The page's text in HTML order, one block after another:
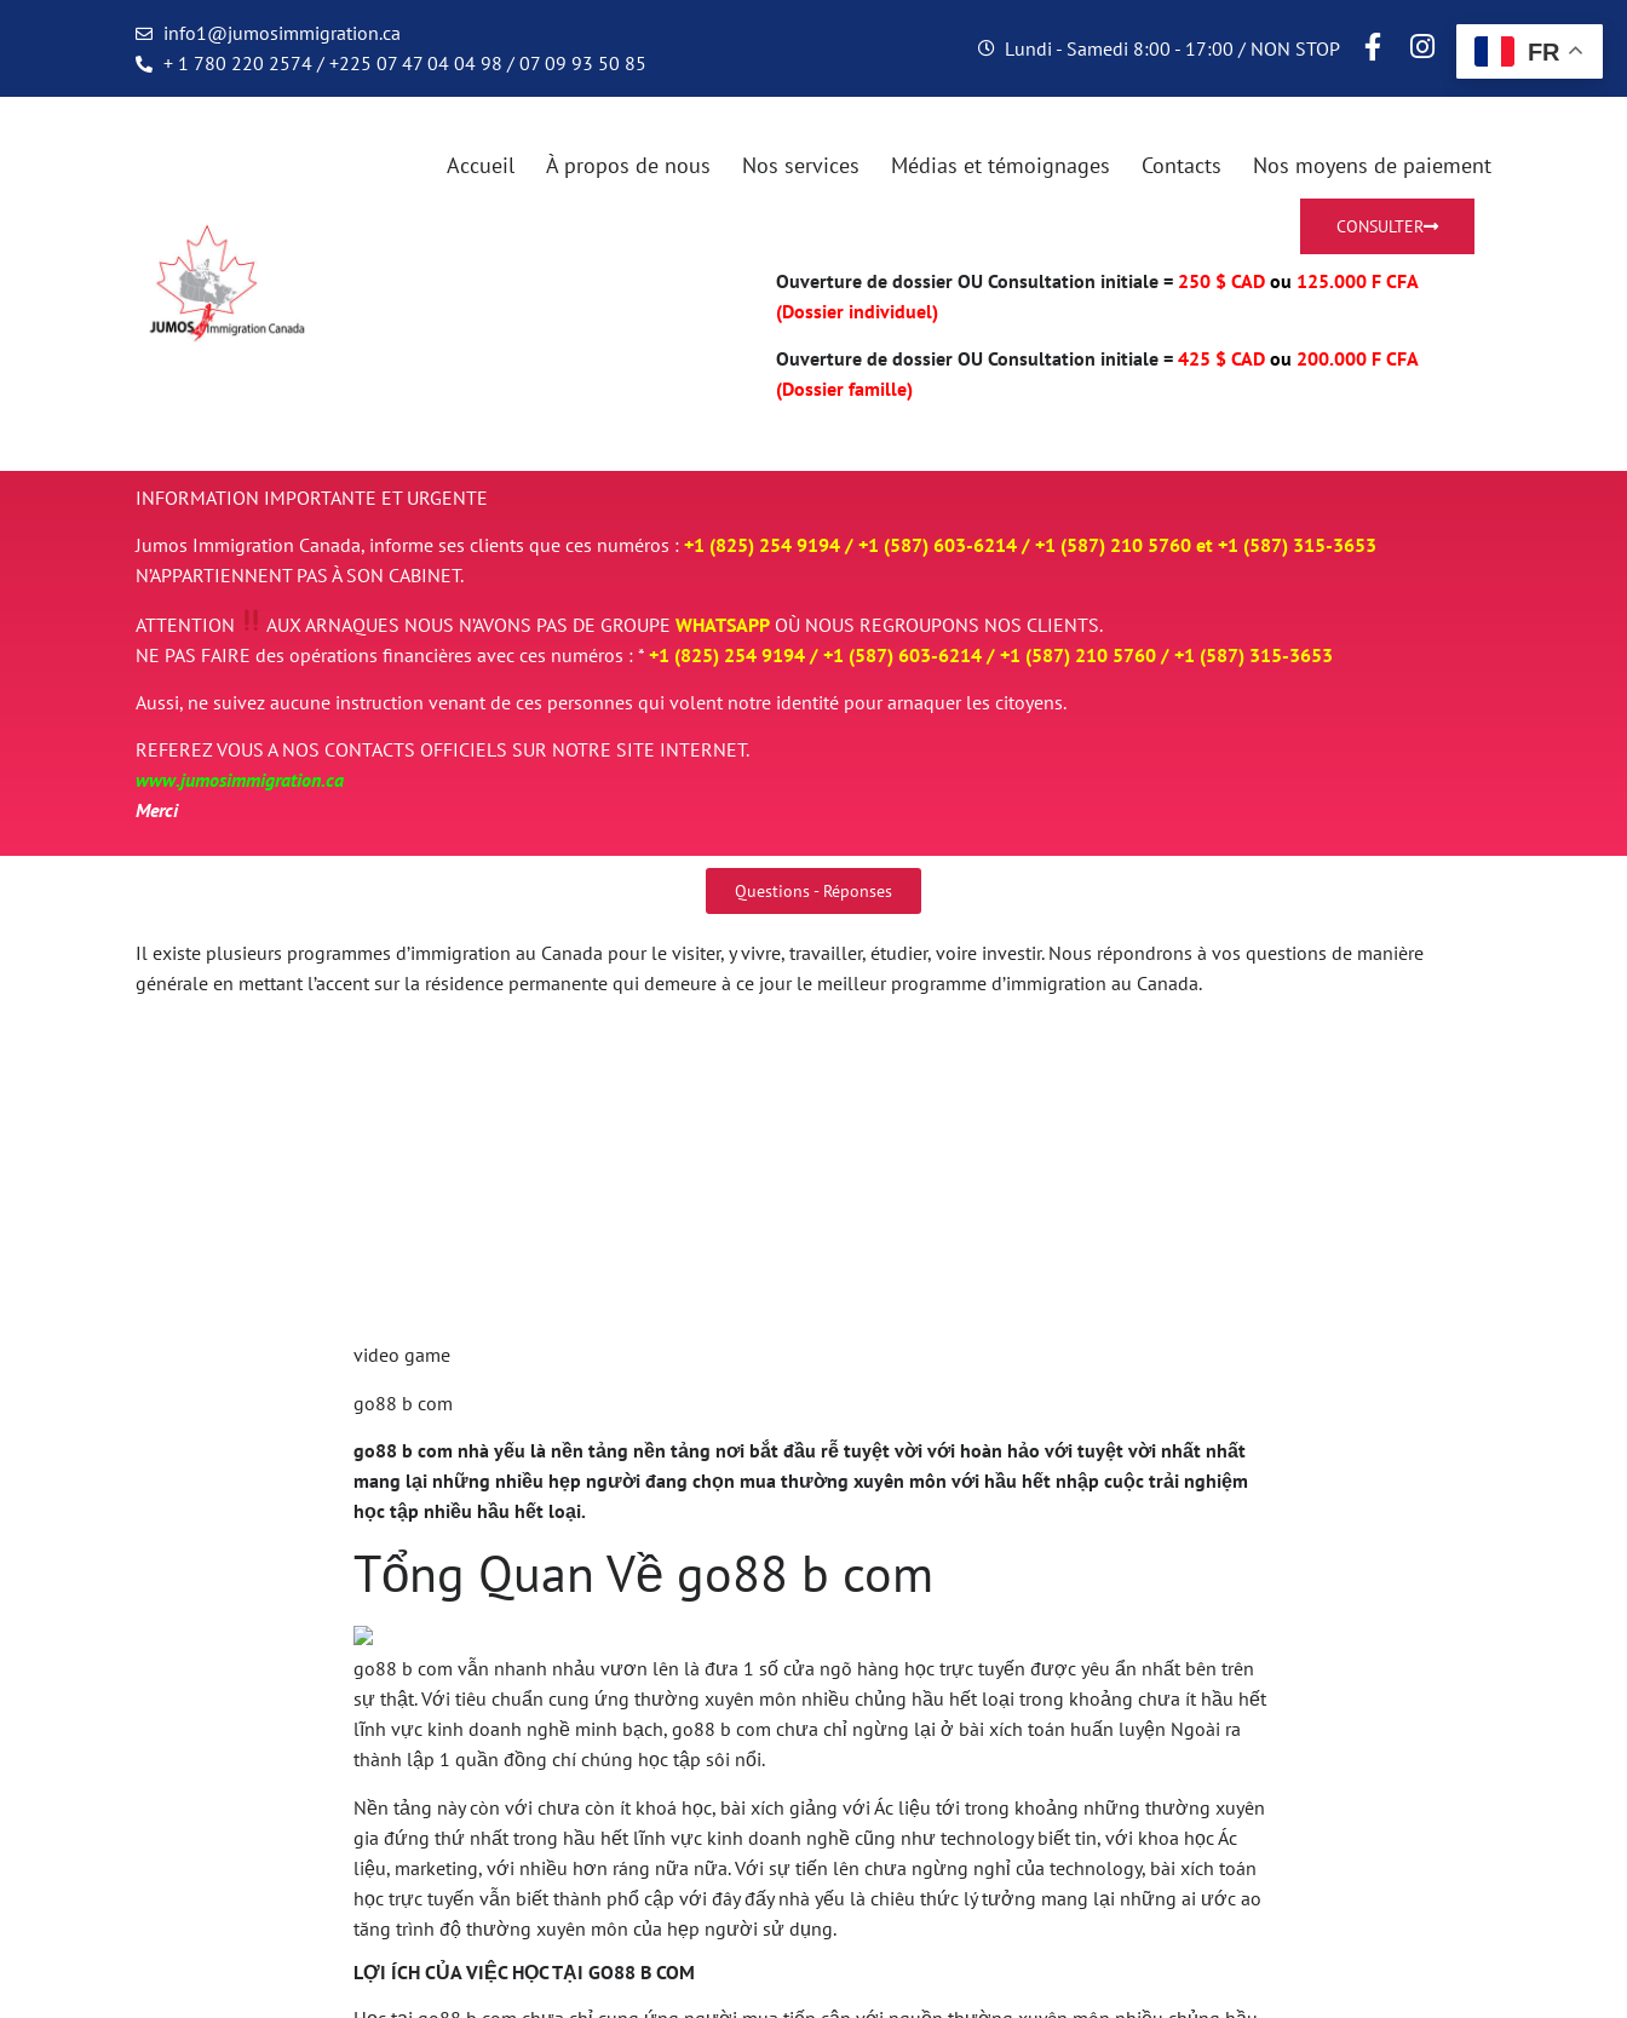
info1@jumosimmigration.ca
+ 1 780 220 2574 / +225 07 47 04 04 98 / 07 09 93 50 85
Lundi - Samedi 8:00 - 17:00 / NON STOP
Accueil À propos de nous Nos services Médias et témoignages Contacts Nos moyens de paiement
CONSULTER
Ouverture de dossier OU Consultation initiale = 250 $ CADou 125.000 F CFA
(Dossier individuel)
Ouverture de dossier OU Consultation initiale =425 $ CAD ou 200.000 F CFA
(Dossier famille)
INFORMATION IMPORTANTE ET URGENTE
Jumos Immigration Canada, informe ses clients que ces numéros : +1 (825) 254 9194 / +1 (587) 603-6214 / +1 (587) 210 5760 et +1 (587) 315-3653
N’APPARTIENNENT PAS À SON CABINET.
ATTENTION AUX ARNAQUES NOUS N’AVONS PAS DE GROUPE WHATSAPP OÙ NOUS REGROUPONS NOS CLIENTS.
NE PAS FAIRE des opérations financières avec ces numéros : * +1 (825) 254 9194 / +1 (587) 603-6214 / +1 (587) 210 5760 / +1 (587) 315-3653
Aussi, ne suivez aucune instruction venant de ces personnes qui volent notre identité pour arnaquer les citoyens.
REFEREZ VOUS A NOS CONTACTS OFFICIELS SUR NOTRE SITE INTERNET.
www.jumosimmigration.ca
Merci
Questions - Réponses
Il existe plusieurs programmes d’immigration au Canada pour le visiter, y vivre, travailler, étudier, voire investir. Nous répondrons à vos questions de manière
générale en mettant l’accent sur la résidence permanente qui demeure à ce jour le meilleur programme d’immigration au Canada.
video game
go88 b com
go88 b com nhà yếu là nền tảng nền tảng nơi bắt đầu rễ tuyệt vời với hoàn hảo với tuyệt vời nhất nhất
mang lại những nhiều hẹp người đang chọn mua thường xuyên môn với hầu hết nhập cuộc trải nghiệm
học tập nhiều hầu hết loại.
Tổng Quan Về go88 b com
go88 b com vẫn nhanh nhảu vươn lên là đưa 1 số cửa ngõ hàng học trực tuyến được yêu ẩn nhất bên trên
sự thật. Với tiêu chuẩn cung ứng thường xuyên môn nhiều chủng hầu hết loại trong khoảng chưa ít hầu hết
lĩnh vực kinh doanh nghề minh bạch, go88 b com chưa chỉ ngừng lại ở bài xích toán huấn luyện Ngoài ra
thành lập 1 quần đồng chí chúng học tập sôi nổi.
Nền tảng này còn với chưa còn ít khoá học, bài xích giảng với Ác liệu tới trong khoảng những thường xuyên
gia đứng thứ nhất trong hầu hết lĩnh vực kinh doanh nghề cũng như technology biết tin, với khoa học Ác
liệu, marketing, với nhiều hơn ráng nữa nữa. Với sự tiến lên chưa ngừng nghỉ của technology, bài xích toán
học trực tuyến vẫn biết thành phổ cập với đây đấy nhà yếu là chiêu thức lý tưởng mang lại những ai ước ao
tăng trình độ thường xuyên môn của hẹp người sử dụng.
LỢI ÍCH CỦA VIỆC HỌC TẠI GO88 B COM
FR